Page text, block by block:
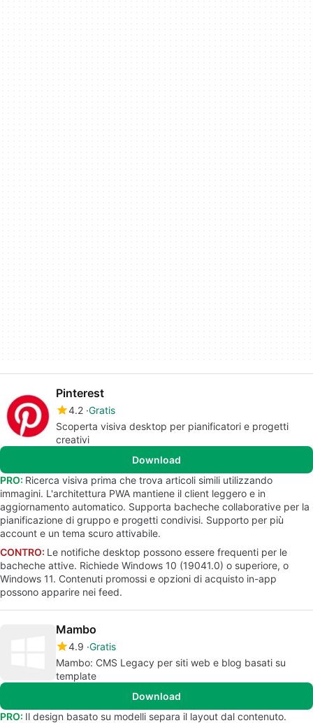
Pinterest
4.2 Gratis
Scoperta visiva desktop per pianificatori e progetti
creativi
Download
PRO: Ricerca visiva prima che trova articoli simili utilizzando
immagini. L'architettura PWA mantiene il client leggero e in
aggiornamento automatico. Supporta bacheche collaborative per la
pianificazione di gruppo e progetti condivisi. Supporto per più
account e un tema scuro attivabile.
CONTRO: Le notifiche desktop possono essere frequenti per le
bacheche attive. Richiede Windows 10 (19041.0) o superiore, o
Windows 11. Contenuti promossi e opzioni di acquisto in-app
possono apparire nei feed.
Mambo
4.9 Gratis
Mambo: CMS Legacy per siti web e blog basati su
template
Download
PRO: Il design basato su modelli separa il layout dal contenuto.